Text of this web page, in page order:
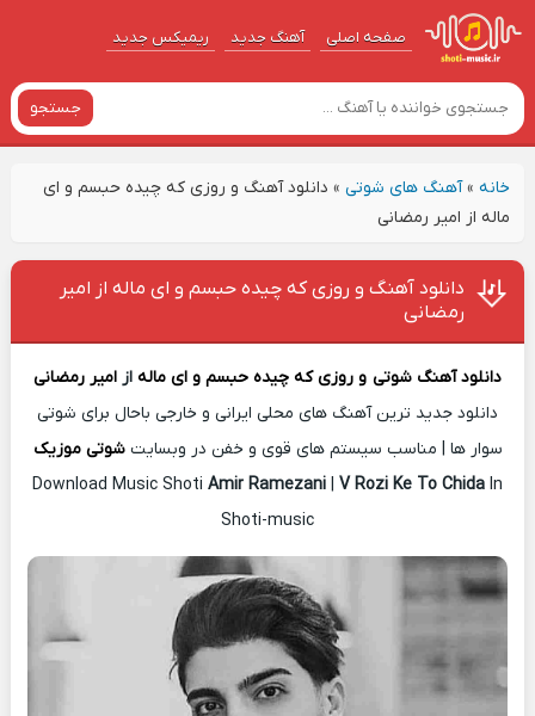
صفحه اصلی آهنگ‌ جدید ریمیکس جدید
جستجو
خانه»آهنگ های شوتی» دانلود آهنگ و روزی که چیده حبسم و ای
ماله از امیر رمضانی
دانلود آهنگ و روزی که چیده حبسم و ای ماله از امیر
رمضانی
دانلود آهنگ شوتی و روزی که چیده حبسم و ای ماله از امیر رمضانی
دانلود جدید ترین آهنگ های محلی ایرانی و خارجی باحال برای شوتی
سوار ها | مناسب سیستم های قوی و خفن در وبسایتشوتی موزیک
Download Music Shoti Amir Ramezani V Rozi Ke To Chida In
Shoti-music